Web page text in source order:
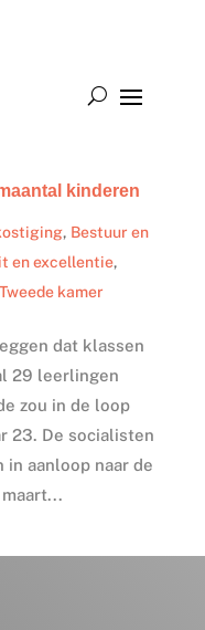
kinderen
, Bestuur en
en excellentie,
Tweede kamer
dat klassen
29 leerlingen
zou in de loop
23. De socialisten
aanloop naar de